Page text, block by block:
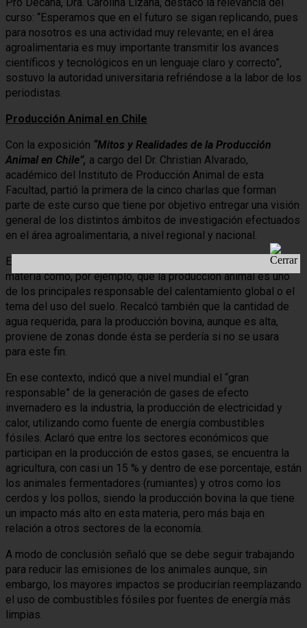
Pro Decana, Dra. Carolina Lizana, destacó la relevancia del
curso: “Esperamos que en el futuro se sigan replicando, pues
para nosotros es una actividad muy relevante; en el área
agroalimentaria es muy importante transmitir los avances
científicos y tecnológicos en un lenguaje claro y correcto”,
sostuvo la autoridad universitaria refriéndose a la labor de los
periodistas.
Producción Animal en Chile
Con la exposición “Mitos y Realidades de la Producción
Animal en Chile”, a cargo del Dr. Christian Alvarado,
académico del Instituto de Producción Animal de esta
Facultad, partió la primera de la cinco charlas que forman
parte de este curso que tiene por objetivo entregar una visión
general de los distintos ámbitos de investigación efectuados
en el área agroalimentaria, a nivel regional y nacional.
En la ocasión el Prof. Alvarado explicó algunos mitos en esa
materia como, por ejemplo, que la producción animal es uno
de los principales responsable del calentamiento global o el
tema del uso del suelo. Recalcó también que la cantidad de
agua requerida, para la producción bovina, aunque es alta,
proviene de zonas donde ésta se perdería si no se usara
para este fin.
En ese contexto, indicó que a nivel mundial el “gran
responsable” de la generación de gases de efecto
invernadero es la industria, la producción de electricidad y
calor, utilizando como fuente de energía combustibles
fósiles. Aclaró que entre los sectores económicos que
participan en la producción de estos gases, se encuentra la
agricultura, con casi un 15 % y dentro de ese porcentaje, están
los animales fermentadores (rumiantes) y otros como los
cerdos y los pollos, siendo la producción bovina la que tiene
un impacto más alto en esta materia, pero más baja en
relación a otros sectores de la economía.
A modo de conclusión señaló que se debe seguir trabajando
para reducir las emisiones de los animales aunque, sin
embargo, los mayores impactos se producirían reemplazando
el uso de combustibles fósiles por fuentes de energía más
limpias.